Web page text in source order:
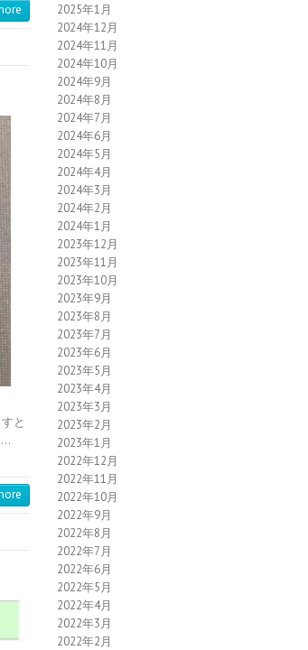
と
…
2025年1月
2024年12月
2024年11月
2024年10月
2024年9月
2024年8月
2024年7月
2024年6月
2024年5月
2024年4月
2024年3月
2024年2月
2024年1月
2023年12月
2023年11月
2023年10月
2023年9月
2023年8月
2023年7月
2023年6月
2023年5月
2023年4月
2023年3月
2023年2月
2023年1月
2022年12月
2022年11月
2022年10月
2022年9月
2022年8月
2022年7月
2022年6月
2022年5月
2022年4月
2022年3月
2022年2月